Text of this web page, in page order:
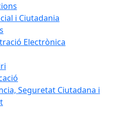
i Ciutadania
Electrònica
Seguretat Ciutadana i